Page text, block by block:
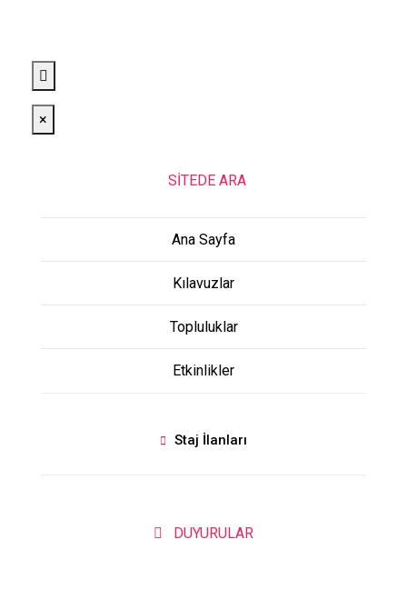
×
SİTEDE ARA
Ana Sayfa
Kılavuzlar
Topluluklar
Etkinlikler
Staj İlanları
DUYURULAR